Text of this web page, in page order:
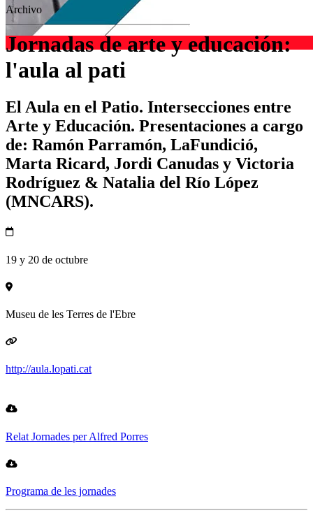
Archivo
Jornadas de arte y educación:
l'aula al pati
El Aula en el Patio. Intersecciones entre
Arte y Educación. Presentaciones a cargo
de: Ramón Parramón, LaFundició,
Marta Ricard, Jordi Canudas y Victoria
Rodríguez & Natalia del Río López
(MNCARS).
19 y 20 de octubre
Museu de les Terres de l'Ebre
http://aula.lopati.cat
Relat Jornades per Alfred Porres
Programa de les jornades